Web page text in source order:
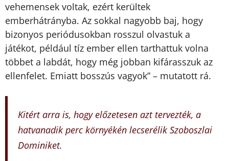
vehemensek voltak, ezért kerültek
emberhátrányba. Az sokkal nagyobb baj, hogy
bizonyos periódusokban rosszul olvastuk a
játékot, például tíz ember ellen tarthattuk volna
többet a labdát, hogy még jobban kifárasszuk az
ellenfelet. Emiatt bosszús vagyok” – mutatott rá.
Kitért arra is, hogy előzetesen azt tervezték, a
hatvanadik perc környékén lecserélik Szoboszlai
Dominiket.